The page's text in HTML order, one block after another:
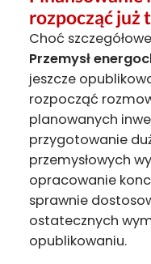
rozpocząć już
Choć
Przemysł
jeszcze
rozpocząć
planowanych
przygotowanie
przemysłowych
opracowanie
sprawnie
ostatecznych
opublikowaniu.